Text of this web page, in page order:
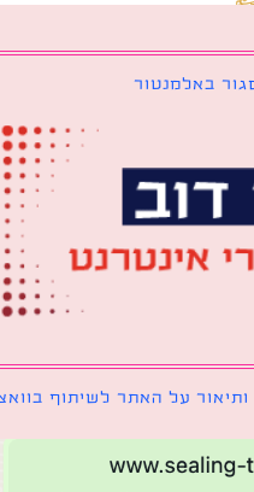
על האתר לשיתוף בוואצאפ